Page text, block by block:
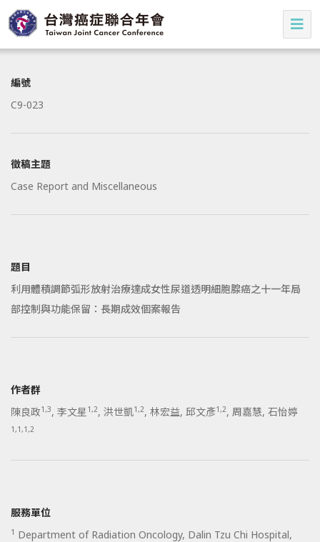
編號
C9-023
徵稿主題
Case Report and Miscellaneous
題目
利用體積調節弧形放射治療達成女性尿道透明細胞腺癌之十一年局
部控制與功能保留：長期成效個案報告
作者群
陳良政1,3, 李文星 1,2, 洪世凱1,2, 林宏益, 邱文彥1,2, 周嘉慧, 石怡婷
1,1,1,2
服務單位
1 Department of Radiation Oncology, Dalin Tzu Chi Hospital,